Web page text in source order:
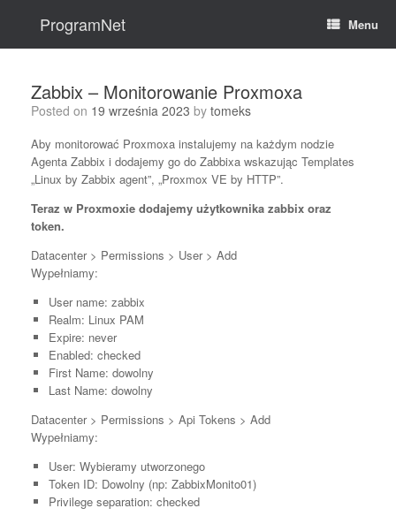
ProgramNet Menu
Zabbix – Monitorowanie Proxmoxa
Posted on 19 września 2023 by tomeks
Aby monitorować Proxmoxa instalujemy na każdym nodzie
Agenta Zabbix i dodajemy go do Zabbixa wskazując Templates
„Linux by Zabbix agent”, „Proxmox VE by HTTP”.
Teraz w Proxmoxie dodajemy użytkownika zabbix oraz
token.
Datacenter > Permissions > User > Add
Wypełniamy:
User name: zabbix
Realm: Linux PAM
Expire: never
Enabled: checked
First Name: dowolny
Last Name: dowolny
Datacenter > Permissions > Api Tokens > Add
Wypełniamy:
User: Wybieramy utworzonego
Token ID: Dowolny (np: ZabbixMonito01)
Privilege separation: checked